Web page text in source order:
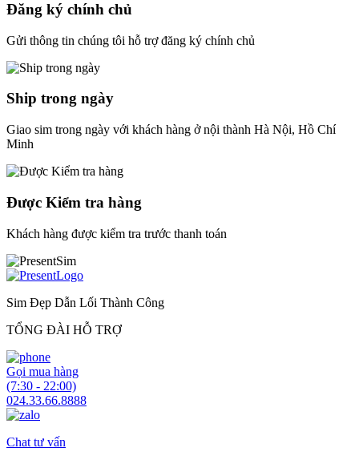
Đăng ký chính chủ
Gửi thông tin chúng tôi hỗ trợ đăng ký chính chủ
Ship trong ngày
Giao sim trong ngày với khách hàng ở nội thành Hà Nội, Hồ Chí
Minh
Được Kiểm tra hàng
Khách hàng được kiểm tra trước thanh toán
Sim Đẹp Dẫn Lối Thành Công
TỔNG ĐÀI HỖ TRỢ
Gọi mua hàng
(7:30 - 22:00)
024.33.66.8888
Chat tư vấn